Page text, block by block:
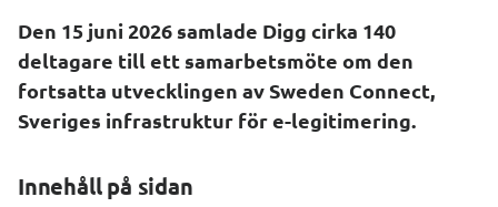
Den 15 juni 2026 samlade Digg cirka 140
deltagare till ett samarbetsmöte om den
fortsatta utvecklingen av Sweden Connect,
Sveriges infrastruktur för e-legitimering.
Innehåll på sidan